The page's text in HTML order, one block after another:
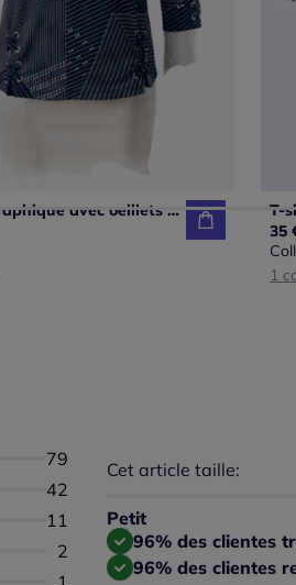
T-shirt graphique avec oeillets et laçages décoratifs
35
1
Nombre d'avis :
79
Nombre d'avis :
42
Nombre d'avis :
11
Nombre d'avis :
2
Cet article taille:
Petit
Répartition du taillant
Taille grand : 3%
96% des clientes
96% des clientes